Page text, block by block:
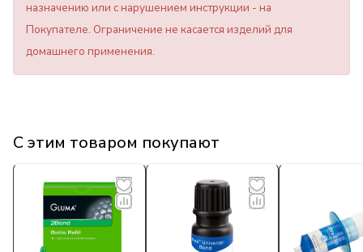
назначению или с нарушением инструкции - на
Покупателе. Ограничение не касается изделий для
домашнего применения.
С этим товаром покупают